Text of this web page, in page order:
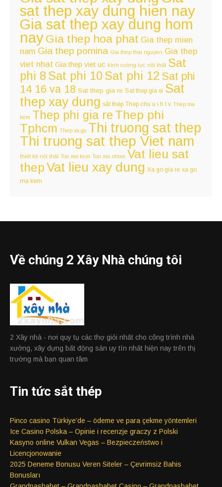
sat thep xay dung hien nay
Gia sat thep xay dung hom
nayGia thep hoa phat Gia thep mien
nam Gia thep pomina Gia thep thai nguyen Gia thep
viet nhat Gia thep viet uc kính cường lực nội thất Sat
phi 8 Sat phi 10Sat phi 12 Sat phi
14 16 va 18 Sat thep gia re Sat thep gia si Sat
thep xay dung sắt thép Thep chu u i h l v Thep ma
kem Thep phi gia re Thep phi
Tphcm Thep xa go Thi truong sat thep
Thi truong sat thep Viet nam
thiết kế nội thất Ton ma kem Ton ma nhom Vat lieu sat
thepVat lieu xay dung Xa go gia re xa go
ma kem
Về chúng 2 Xây Nhà chúng tôi
2 Xây nhà - nơi quy tụ các thợ giỏi nhất cho công trình nhà
xưởng, xây dựng bất động sản uy tín nhất hiện nay trên thị
trường mà bạn quan tâm
Tin tức sắt thép
Pinco casino Türkiye’de – ödeme ve para çekme yöntemleri
Ice Casino Polska – Opinie i recenzje graczy z Polski
Kasyno online Vulkan Vegas – Bezpieczeństwo i
Licencjonowanie
2025 Deneme Bonusu Veren Siteler – Çevrimsiz Bahis
Bonusları